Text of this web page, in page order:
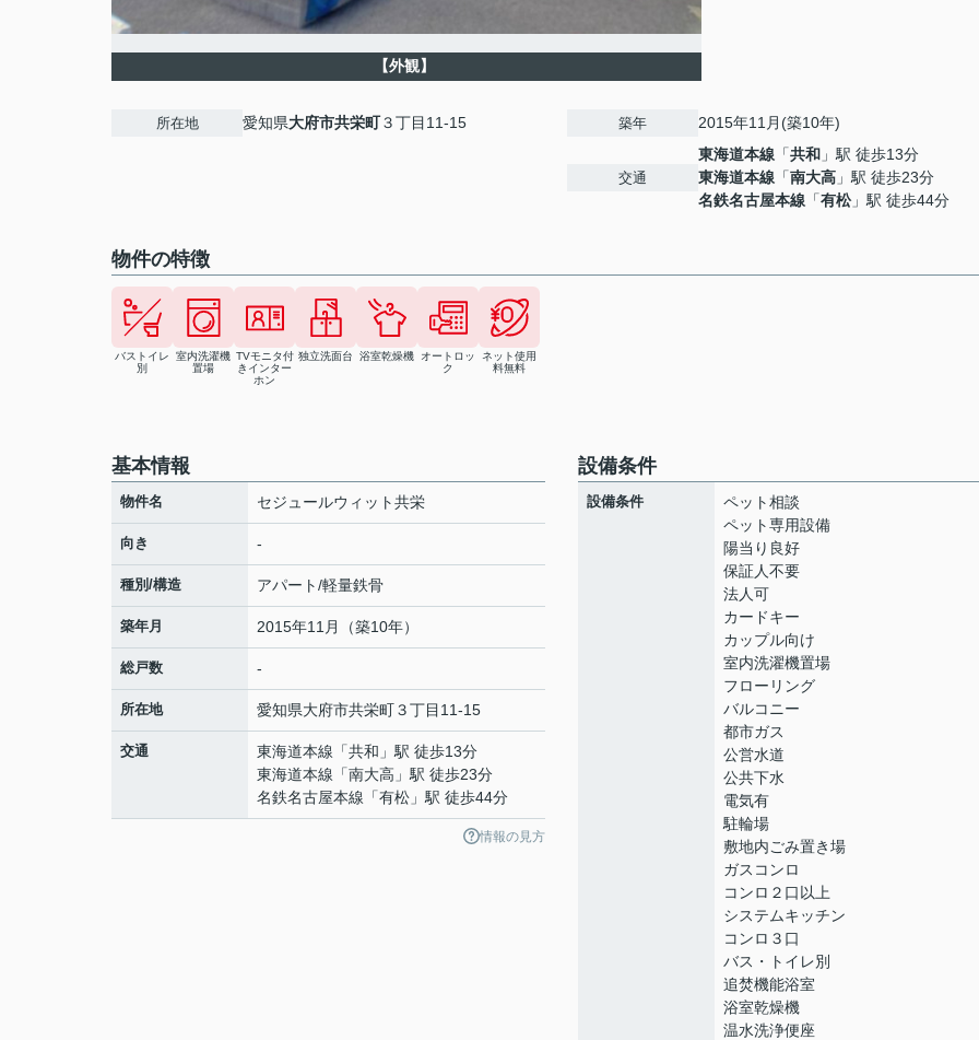
【外観】
所在地 愛知県大府市共栄町３丁目11-15 築年 2015年11月(築10年)
交通
東海道本線 「共和 」駅 徒歩13分
東海道本線 「南大高 」駅 徒歩23分
名鉄名古屋本線 「有松」駅 徒歩44分
物件の特徴
バストイレ
別
室内洗濯機
置場
TVモニタ付
きインター
ホン
独立洗面台 浴室乾燥機
オートロッ
ク
ネット使用
料無料
基本情報
物件名 セジュールウィット共栄
向き -
種別/構造 アパート/軽量鉄骨
築年月 2015年11月（築10年）
総戸数 -
所在地 愛知県大府市共栄町３丁目11-15
交通 東海道本線 「共和 」駅 徒歩13分
東海道本線 「南大高 」駅 徒歩23分
名鉄名古屋本線 「有松 」駅 徒歩44分
情報の見方
設備条件
設備条件
ペット相談
ペット専用設備
陽当り良好
保証人不要
法人可
カードキー
カップル向け
室内洗濯機置場
フローリング
バルコニー
都市ガス
公営水道
公共下水
電気有
駐輪場
敷地内ごみ置き場
ガスコンロ
コンロ２口以上
システムキッチン
コンロ３口
バス・トイレ別
追焚機能浴室
浴室乾燥機
温水洗浄便座